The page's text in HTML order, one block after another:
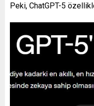
Peki, ChatGPT-5